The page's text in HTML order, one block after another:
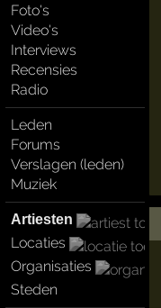
Foto's
Video's
Interviews
Recensies
Radio
Leden
Forums
Verslagen (leden)
Muziek
Artiesten
Locaties
Organisaties
Steden